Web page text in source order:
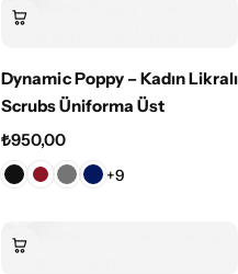
Dynamic Poppy – Kadın Likralı
Scrubs Üniforma Üst
₺950,00
+9